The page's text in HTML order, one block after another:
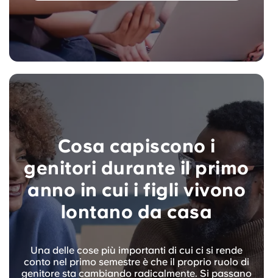
Cosa capiscono i
genitori durante il primo
anno in cui i figli vivono
lontano da casa
Una delle cose più importanti di cui ci si rende
conto nel primo semestre è che il proprio ruolo di
genitore sta cambiando radicalmente. Si passano